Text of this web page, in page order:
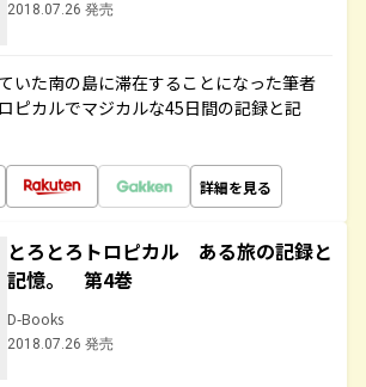
2018.07.26 発売
いた南の島に滞在することになった筆者
ピカルでマジカルな45日間の記録と記
詳細を見る
とろとろトロピカル ある旅の記録と
記憶。 第4巻
D-Books
2018.07.26 発売